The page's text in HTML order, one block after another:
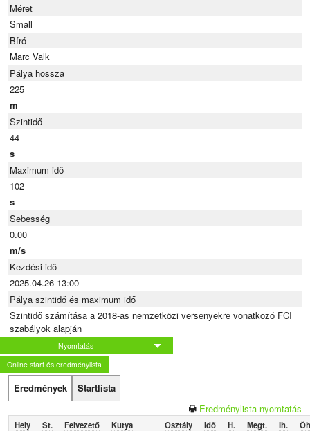
Méret
Small
Bíró
Marc Valk
Pálya hossza
225
m
Szintidő
44
s
Maximum idő
102
s
Sebesség
0.00
m/s
Kezdési idő
2025.04.26 13:00
Pálya szintidő és maximum idő
Szintidő számítása a 2018-as nemzetközi versenyekre vonatkozó FCI
szabályok alapján
Nyomtatás
Online start és eredménylista
Eredmények
Startlista
Eredménylista nyomtatás
Hely St. Felvezető Kutya Osztály Idő H. Megt. Ih.